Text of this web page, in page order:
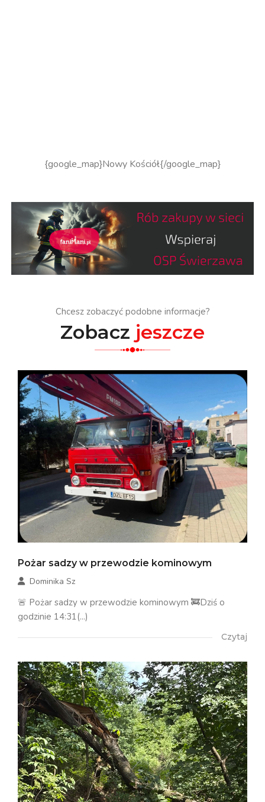
{google_map}Nowy Kościół{/google_map}
Chcesz zobaczyć podobne informacje?
Zobacz jeszcze
Pożar sadzy w przewodzie kominowym
Dominika Sz
🚨 Pożar sadzy w przewodzie kominowym 🚒Dziś o
godzinie 14:31(...)
Czytaj